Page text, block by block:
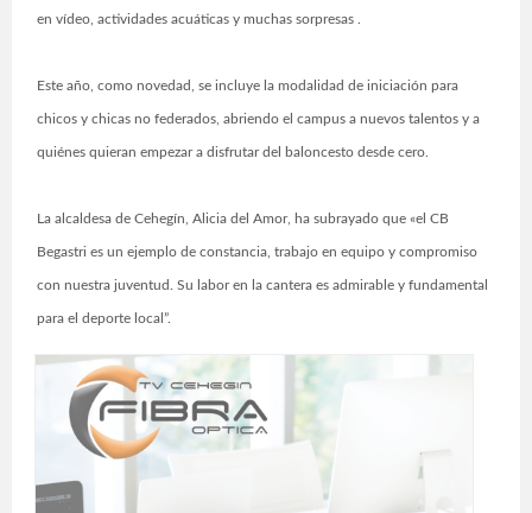
en vídeo, actividades acuáticas y muchas sorpresas
Este año, como novedad, se incluye la modalidad de iniciación para
chicos y chicas no federados, abriendo el campus a nuevos talentos y a
quiénes quieran empezar a disfrutar del baloncesto desde cero.
La alcaldesa de Cehegín, Alicia del Amor, ha subrayado que «el CB
Begastri es un ejemplo de constancia, trabajo en equipo y compromiso
con nuestra juventud. Su labor en la cantera es admirable y fundamental
para el deporte local”.